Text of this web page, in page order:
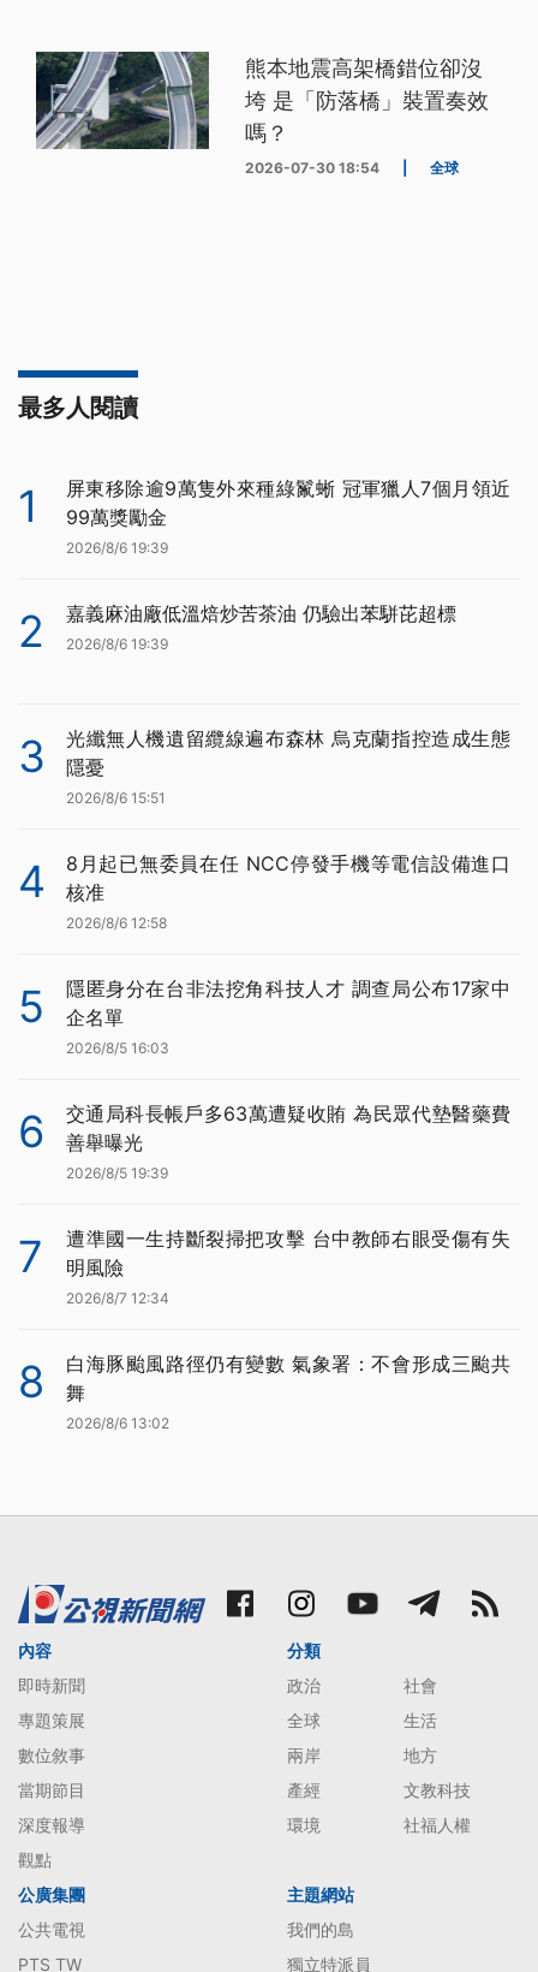
熊本地震高架橋錯位卻沒
垮 是「防落橋」裝置奏效
嗎？
2026-07-30 18:54 全球
最多人閱讀
1
屏東移除逾9萬隻外來種綠鬣蜥 冠軍獵人7個月領近
99萬獎勵金
2026/8/6 19:39
2 嘉義麻油廠低溫焙炒苦茶油 仍驗出苯駢芘超標
2026/8/6 19:39
3
光纖無人機遺留纜線遍布森林 烏克蘭指控造成生態
隱憂
2026/8/6 15:51
4
8月起已無委員在任 NCC停發手機等電信設備進口
核准
2026/8/6 12:58
5
隱匿身分在台非法挖角科技人才 調查局公布17家中
企名單
2026/8/5 16:03
6
交通局科長帳戶多63萬遭疑收賄 為民眾代墊醫藥費
善舉曝光
2026/8/5 19:39
7
遭準國一生持斷裂掃把攻擊 台中教師右眼受傷有失
明風險
2026/8/7 12:34
8
白海豚颱風路徑仍有變數 氣象署：不會形成三颱共
舞
2026/8/6 13:02
內容
即時新聞
專題策展
數位敘事
當期節目
深度報導
觀點
分類
政治
社會
全球
生活
兩岸
地方
產經
文教科技
環境
社福人權
公廣集團
公共電視
PTS TW
主題網站
我們的島
獨立特派員